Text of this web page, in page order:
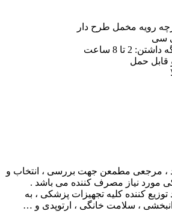
رویه مخمل طرح دار
2 تا 8 ساعت
قابل حمل
، مرجعی مطمعن جهت بررسی ، انتخاب و
مورد نیاز مصرف کننده می باشد .
توزیع کننده کلیه تجهیزات پزشکی ، به
، سلامت خانگی ، ارتوپدی و …